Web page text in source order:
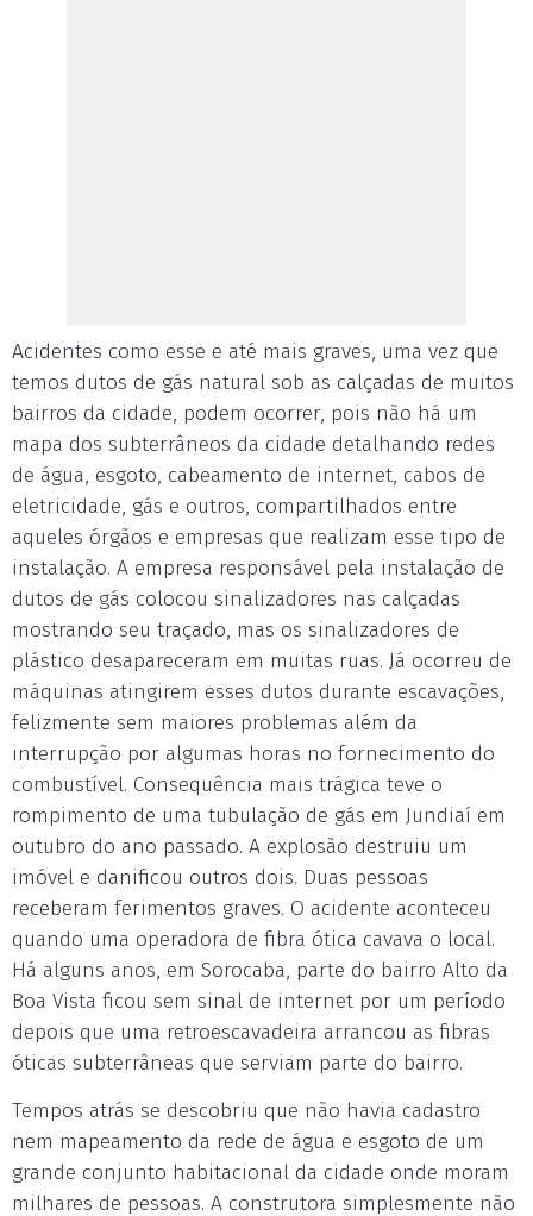
Acidentes como esse e até mais graves, uma vez que
temos dutos de gás natural sob as calçadas de muitos
bairros da cidade, podem ocorrer, pois não há um
mapa dos subterrâneos da cidade detalhando redes
de água, esgoto, cabeamento de internet, cabos de
eletricidade, gás e outros, compartilhados entre
aqueles órgãos e empresas que realizam esse tipo de
instalação. A empresa responsável pela instalação de
dutos de gás colocou sinalizadores nas calçadas
mostrando seu traçado, mas os sinalizadores de
plástico desapareceram em muitas ruas. Já ocorreu de
máquinas atingirem esses dutos durante escavações,
felizmente sem maiores problemas além da
interrupção por algumas horas no fornecimento do
combustível. Consequência mais trágica teve o
rompimento de uma tubulação de gás em Jundiaí em
outubro do ano passado. A explosão destruiu um
imóvel e danificou outros dois. Duas pessoas
receberam ferimentos graves. O acidente aconteceu
quando uma operadora de fibra ótica cavava o local.
Há alguns anos, em Sorocaba, parte do bairro Alto da
Boa Vista ficou sem sinal de internet por um período
depois que uma retroescavadeira arrancou as fibras
óticas subterrâneas que serviam parte do bairro.
Tempos atrás se descobriu que não havia cadastro
nem mapeamento da rede de água e esgoto de um
grande conjunto habitacional da cidade onde moram
milhares de pessoas. A construtora simplesmente não